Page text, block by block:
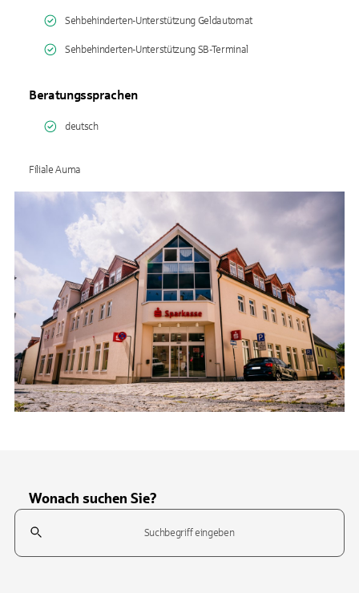
Sehbehinderten-Unterstützung Geldautomat
Sehbehinderten-Unterstützung SB-Terminal
Beratungssprachen
deutsch
Filiale Auma
Wonach suchen Sie?
Suchfeld